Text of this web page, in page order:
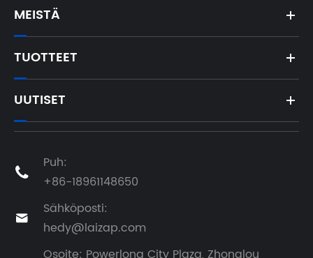
MEISTÄ
TUOTTEET
UUTISET

Puh:
+86-18961148650

Sähköposti:
hedy@laizap.com